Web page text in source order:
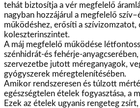
tehát biztosítja a vér megfelelő
nagyban hozzájárul a megfelelő
működéshez, erősíti a szívizomzatot,
koleszterinszintet.
A máj megfelelő működése
szénhidrát-és fehérje-
szervezetbe jutott méreganyagok,
gyógyszerek méregtelenítésében.
Amikor rendszeresen és túlzott
egészségtelen ételek fogyasztása, a
Ezek az ételek ugyanis rengeteg